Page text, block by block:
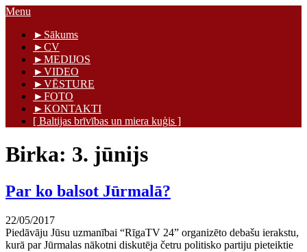
Skip
content
Māris Graudiņš
Menu
►Sākums
►CV
►MEDIJOS
►VIDEO
►VĒSTURE
►FOTO
►KONTAKTI
[ Baltijas brīvības un miera kuģis ]
Birka: 3. jūnijs
Par ko balsot Jūrmalā?
22/05/2017
Piedāvāju Jūsu uzmanībai “RīgaTV 24” organizēto debašu ierakstu,
kurā par Jūrmalas nākotni diskutēja četru politisko partiju pieteiktie